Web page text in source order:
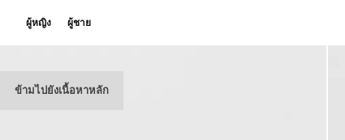
ข้ามไปยังเนื้อหาหลัก
ผู้หญิง ผู้ชาย